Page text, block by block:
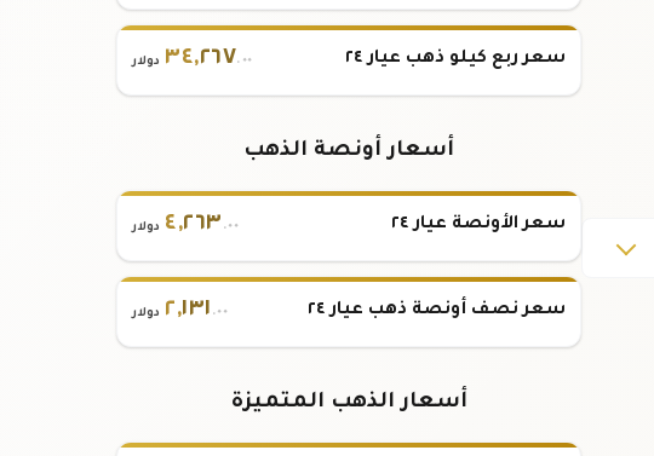
سعر ربع كيلو ذهب عيار ٢٤ ٣٤,٢٦٧.٠٠ دولار
أسعار أونصة الذهب
سعر الأونصة عيار ٢٤ ٤,٢٦٣ .٠٠ دولار
سعر نصف أونصة ذهب عيار ٢٤ ٢,١٣١ .٠٠ دولار
أسعار الذهب المتميزة